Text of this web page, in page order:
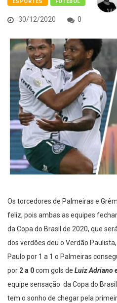
ESPORTES FUTEBOL
30/12/2020 0
Os torcedores de Palmeiras e
feliz, pois ambas as equipes
da Copa do Brasil de 2020, que
dos verdões deu o Verdão
Paulo por 1 a 1 o Palmeiras
por 2 a 0 com gols de Luiz Adriano
equipe sensação da Copa do